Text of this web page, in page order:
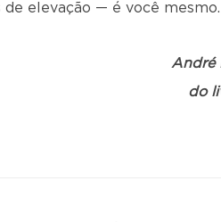
elevação — é você mesmo.
André
do